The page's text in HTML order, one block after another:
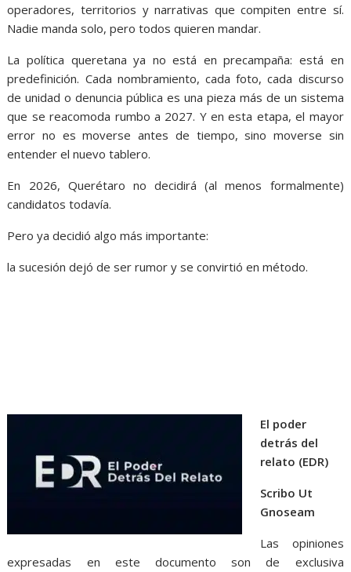
operadores, territorios y narrativas que compiten entre sí.
Nadie manda solo, pero todos quieren mandar.
La política queretana ya no está en precampaña: está en
predefinición. Cada nombramiento, cada foto, cada discurso
de unidad o denuncia pública es una pieza más de un sistema
que se reacomoda rumbo a 2027. Y en esta etapa, el mayor
error no es moverse antes de tiempo, sino moverse sin
entender el nuevo tablero.
En 2026, Querétaro no decidirá (al menos formalmente)
candidatos todavía.
Pero ya decidió algo más importante:
la sucesión dejó de ser rumor y se convirtió en método.
El poder
detrás del
relato (EDR)
Scribo Ut
Gnoseam
Las opiniones
expresadas en este documento son de exclusiva